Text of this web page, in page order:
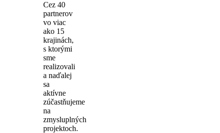
Cez 40
partnerov
vo viac
ako 15
krajinách,
s ktorými
sme
realizovali
a naďalej
sa
aktívne
zúčastňujeme
na
zmysluplných
projektoch.